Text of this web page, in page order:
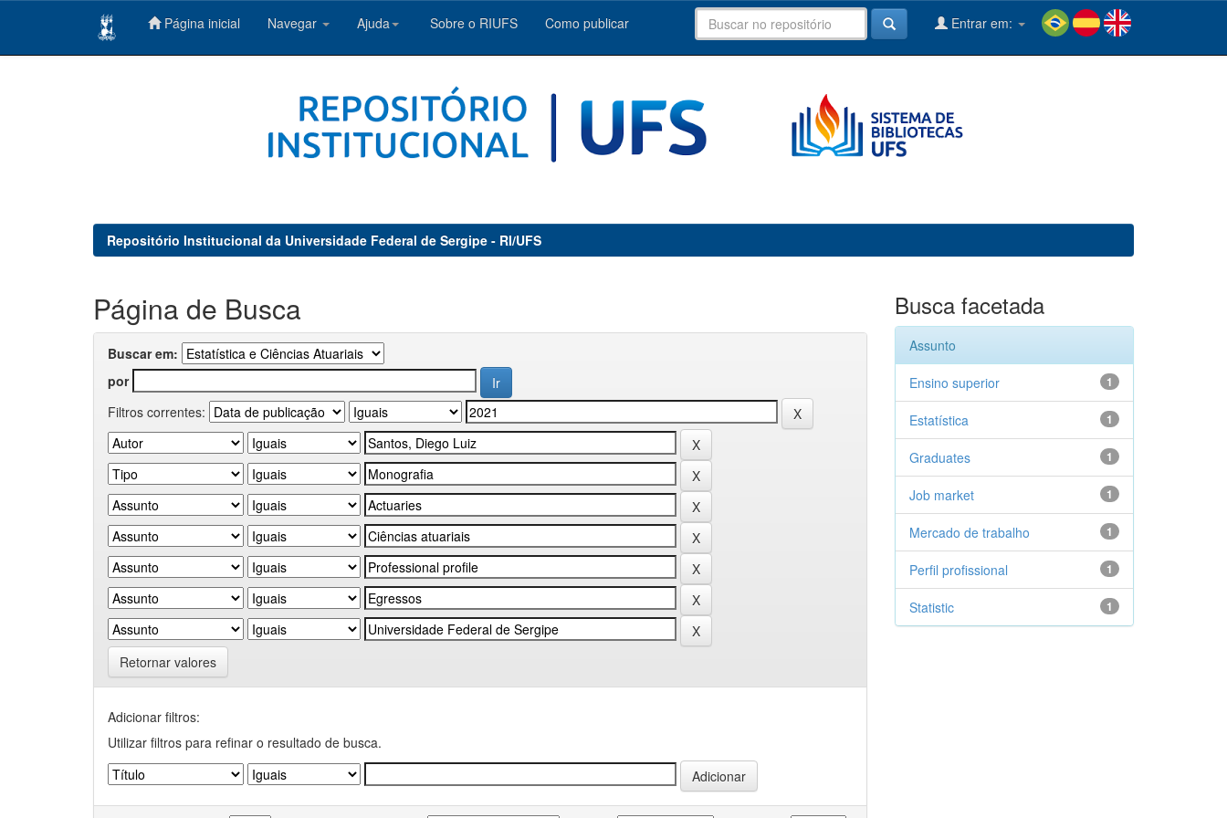
Página inicial Navegar Ajuda Sobre o RIUFS Como publicar Entrar em:
Repositório Institucional da Universidade Federal de Sergipe - RI/UFS
Página de Busca
Buscar em:
por
Filtros correntes:
Retornar valores
Adicionar filtros:
Utilizar filtros para refinar o resultado de busca.
Busca facetada
Assunto
1
Ensino superior
1
Estatística
1
Graduates
1
Job market
1
Mercado de trabalho
1
Perfil profissional
1
Statistic